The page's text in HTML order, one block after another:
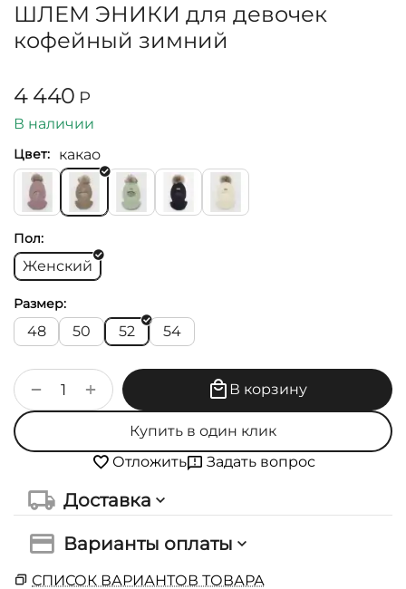
ШЛЕМ ЭНИКИ для девочек
кофейный зимний
4 440 Р
В наличии
Цвет: какао
Пол:
Женский
Размер:
48 50 52 54
+
− В корзину
Купить в один клик
Отложить
Задать вопрос
Доставка
Варианты оплаты
СПИСОК ВАРИАНТОВ ТОВАРА